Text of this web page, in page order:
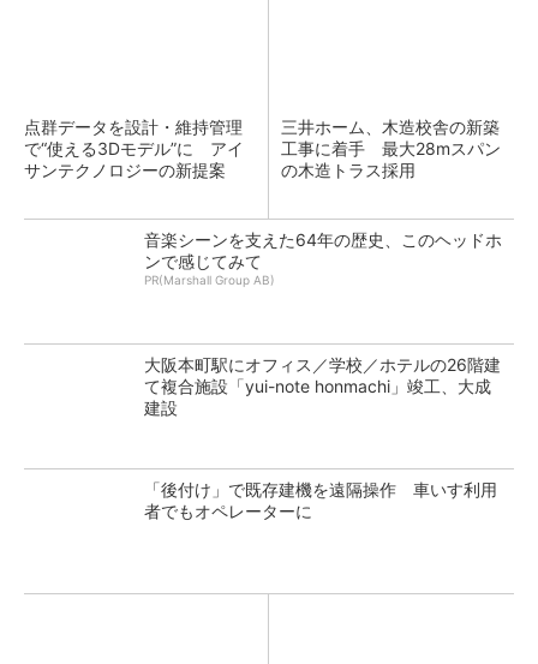
点群データを設計・維持管理
で“使える3Dモデル”に アイ
サンテクノロジーの新提案
三井ホーム、木造校舎の新築
工事に着手 最大28mスパン
の木造トラス採用
音楽シーンを支えた64年の歴史、このヘッドホ
ンで感じてみて
PR(Marshall Group AB)
大阪本町駅にオフィス／学校／ホテルの26階建
て複合施設「yui-note honmachi」竣工、大成
建設
「後付け」で既存建機を遠隔操作 車いす利用
者でもオペレーターに